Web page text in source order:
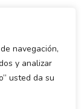
navegación,
y analizar
usted da su
de privacidad
y condiciones